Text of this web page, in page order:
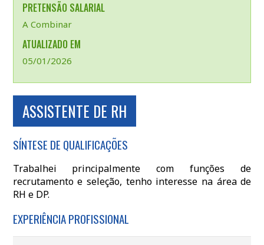
PRETENSÃO SALARIAL
A Combinar
ATUALIZADO EM
05/01/2026
ASSISTENTE DE RH
SÍNTESE DE QUALIFICAÇÕES
Trabalhei principalmente com funções de
recrutamento e seleção, tenho interesse na área de
RH e DP.
EXPERIÊNCIA PROFISSIONAL